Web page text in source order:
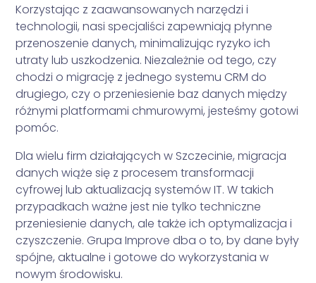
Korzystając z zaawansowanych narzędzi i
technologii, nasi specjaliści zapewniają płynne
przenoszenie danych, minimalizując ryzyko ich
utraty lub uszkodzenia. Niezależnie od tego, czy
chodzi o migrację z jednego systemu CRM do
drugiego, czy o przeniesienie baz danych między
różnymi platformami chmurowymi, jesteśmy gotowi
pomóc.
Dla wielu firm działających w Szczecinie, migracja
danych wiąże się z procesem transformacji
cyfrowej lub aktualizacją systemów IT. W takich
przypadkach ważne jest nie tylko techniczne
przeniesienie danych, ale także ich optymalizacja i
czyszczenie. Grupa Improve dba o to, by dane były
spójne, aktualne i gotowe do wykorzystania w
nowym środowisku.